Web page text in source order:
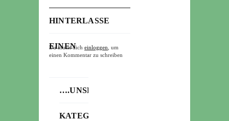
HINTERLASSE
EINEN
Du musst dich einloggen , um
einen Kommentar zu schreiben
….UNSERE
KATEGORIEN